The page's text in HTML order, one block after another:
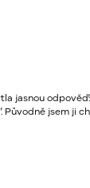
jasnou
jsem ji